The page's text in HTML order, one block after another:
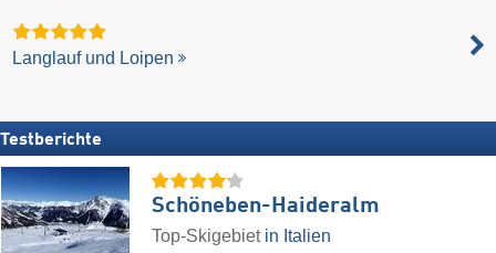
Langlauf und Loipen
Testberichte
Schöneben-Haideralm
Top-Skigebiet in Italien